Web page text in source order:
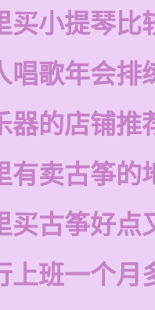
买小提琴比
唱歌年会排
器的店铺推
有卖古筝的
买古筝好点
上班一个月